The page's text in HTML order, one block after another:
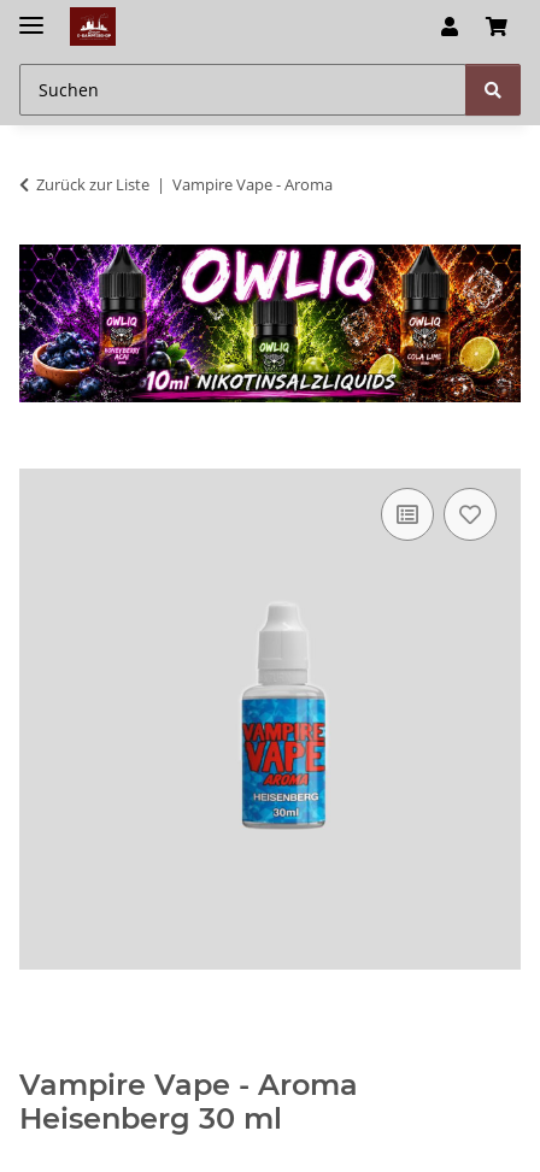
Zurück zur Liste Vampire Vape - Aroma
Vampire Vape - Aroma
Heisenberg 30 ml